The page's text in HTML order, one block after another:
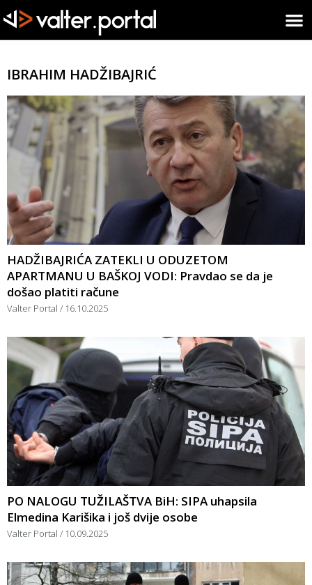
IBRAHIM HADŽIBAJRIĆ
HADŽIBAJRIĆA ZATEKLI U ODUZETOM
APARTMANU U BAŠKOJ VODI: Pravdao se da je
došao platiti račune
Valter Portal 16.10.2025
PO NALOGU TUŽILAŠTVA BiH: SIPA uhapsila
Elmedina Karišika i još dvije osobe
Valter Portal 10.09.2025